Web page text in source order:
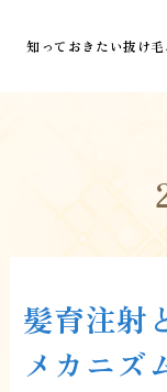
知っておきたい抜け
髪育注射
メカニズ